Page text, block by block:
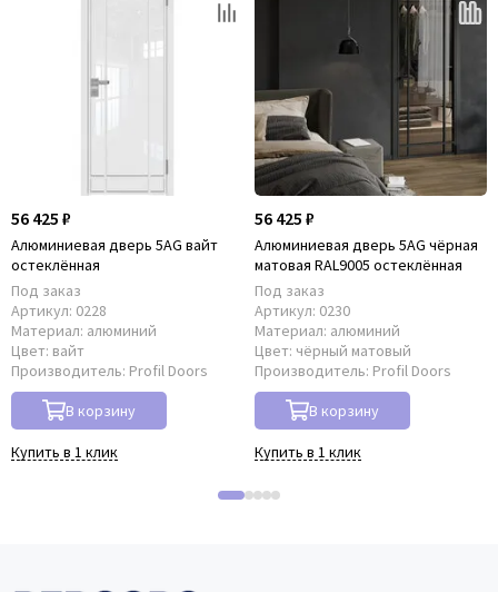
56 425 ₽
Алюминиевая дверь 5AG вайт
остеклённая
Под заказ
Артикул: 0228
Материал: алюминий
Цвет: вайт
Производитель: Profil Doors
В корзину
Купить в 1 клик
56 425 ₽
Алюминиевая дверь 5AG чёрная
матовая RAL9005 остеклённая
Под заказ
Артикул: 0230
Материал: алюминий
Цвет: чёрный матовый
Производитель: Profil Doors
В корзину
Купить в 1 клик